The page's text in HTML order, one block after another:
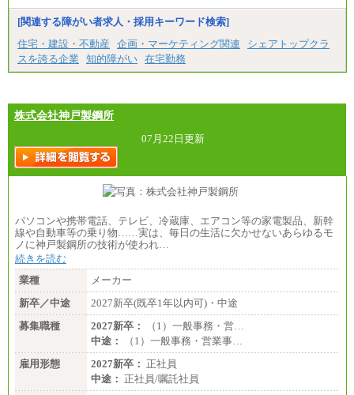
■特定職員※
大学院卒/月給234,000円～263,000円
大学卒/月給219,000円～246,000円
短大・高専卒/月給197,000円～222,000円
※拠点型職員、特定職員の給与は、生活の拠点が定
す。
中途：
全職種共通
月給制
226,600円～390,100円（勤務地域等により異なりま
す）
・ご経験やスキルを考慮し、選考の中で決定いたし
ます。
[関連する障がい者求人・採用キーワード検索]
住宅・建設・不動産
企画・マーケティング関連
シェアトップクラ
スを誇る企業
知的障がい 在宅勤務
株式会社神戸製鋼所
07月22日更新
パソコンや携帯電話、テレビ、冷蔵庫、エアコン等の家電製品、新幹
線や自動車等の乗り物……実は、毎日の生活に欠かせないあらゆるモ
ノに神戸製鋼所の技術が使われ…
続きを読む
業種
メーカー
新卒／中途
2027新卒(既卒1年以内可)・中途
募集職種
2027新卒：
（1）一般事務・営…
中途：
（1）一般事務・営業事…
雇用形態
2027新卒： 正社員
中途： 正社員/嘱託社員